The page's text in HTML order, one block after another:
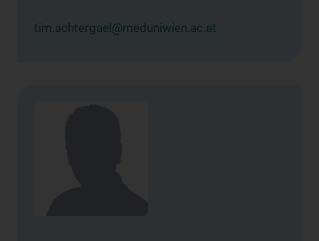
tim.achtergael@meduniwien.ac.at